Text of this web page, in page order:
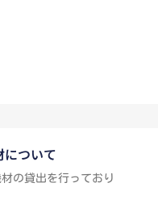
について
の貸出を行っており